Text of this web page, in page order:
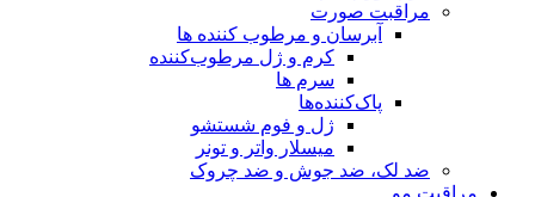
مراقبت صورت
آبرسان و مرطوب کننده ها
کرم و ژل مرطوب‌کننده
سرم ها
پاک‌کننده‌ها
ژل و فوم شستشو
میسلار واتر و تونر
ضد لک، ضد جوش و ضد چروک
مراقبت مو